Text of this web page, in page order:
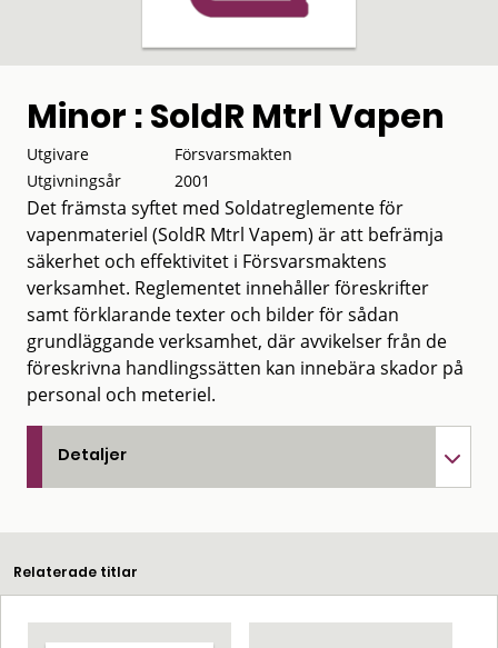
Minor : SoldR Mtrl Vapen
Utgivare
Försvarsmakten
Utgivningsår
2001
Det främsta syftet med Soldatreglemente för
vapenmateriel (SoldR Mtrl Vapem) är att befrämja
säkerhet och effektivitet i Försvarsmaktens
verksamhet. Reglementet innehåller föreskrifter
samt förklarande texter och bilder för sådan
grundläggande verksamhet, där avvikelser från de
föreskrivna handlingssätten kan innebära skador på
personal och meteriel.
Detaljer
Relaterade titlar